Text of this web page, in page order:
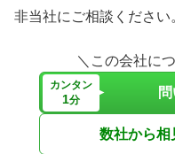
非当社にご相談ください
＼この会社に
カンタン
1分
数社から相